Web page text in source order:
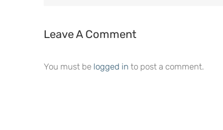
Leave A Comment
You must be logged in to post a comment.